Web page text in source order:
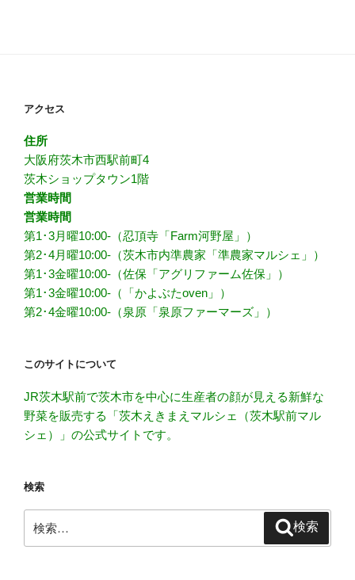
アクセス
住所
大阪府茨木市西駅前町4
茨木ショップタウン1階
営業時間
営業時間
第1･3月曜10:00-（忍頂寺「Farm河野屋」）
第2･4月曜10:00-（茨木市内準農家「準農家マルシェ」）
第1･3金曜10:00-（佐保「アグリファーム佐保」）
第1･3金曜10:00-（「かよぶたoven」）
第2･4金曜10:00-（泉原「泉原ファーマーズ」）
このサイトについて
JR茨木駅前で茨木市を中心に生産者の顔が見える新鮮な
野菜を販売する「茨木えきまえマルシェ（茨木駅前マル
シェ）」の公式サイトです。
検索
索:
検索